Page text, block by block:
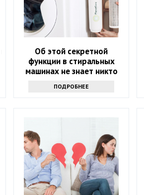
Об этой секретной
функции в стиральных
машинах не знает никто
ПОДРОБНЕЕ